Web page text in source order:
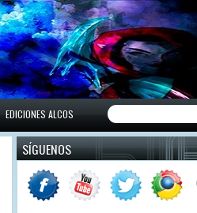
EDICIONES ALCOS
SÍGUENOS